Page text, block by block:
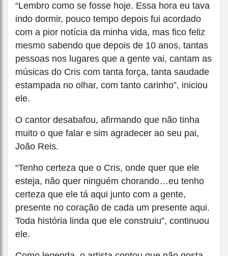
“Lembro como se fosse hoje. Essa hora eu tava
indo dormir, pouco tempo depois fui acordado
com a pior notícia da minha vida, mas fico feliz
mesmo sabendo que depois de 10 anos, tantas
pessoas nos lugares que a gente vai, cantam as
músicas do Cris com tanta força, tanta saudade
estampada no olhar, com tanto carinho”, iniciou
ele.
O cantor desabafou, afirmando que não tinha
muito o que falar e sim agradecer ao seu pai,
João Reis.
“Tenho certeza que o Cris, onde quer que ele
esteja, não quer ninguém chorando…eu tenho
certeza que ele tá aqui junto com a gente,
presente no coração de cada um presente aqui.
Toda história linda que ele construiu”, continuou
ele.